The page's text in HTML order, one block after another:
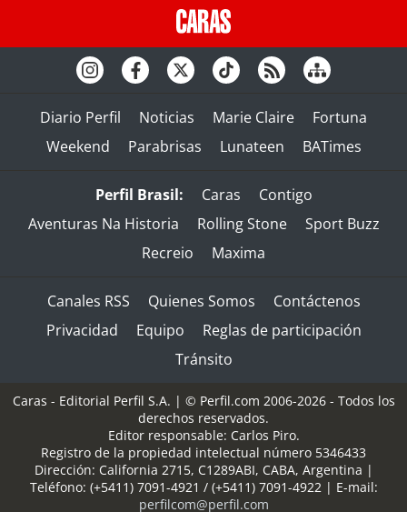
Diario Perfil Noticias Marie Claire
Fortuna
Weekend
Parabrisas Lunateen BATimes
Perfil Brasil: Caras
Contigo
Aventuras Na Historia
Rolling Stone
Sport Buzz
Recreio
Maxima
Canales RSS Quienes Somos
Contáctenos
Privacidad
Equipo
Reglas de participación
Tránsito
Caras - Editorial Perfil S.A. | © Perfil.com 2006-2026 - Todos los
derechos reservados.
Editor responsable: Carlos Piro.
Registro de la propiedad intelectual número 5346433
Dirección: California 2715, C1289ABI, CABA, Argentina |
Teléfono: (+5411) 7091-4921 / (+5411) 7091-4922| E-mail:
perfilcom@perfil.com